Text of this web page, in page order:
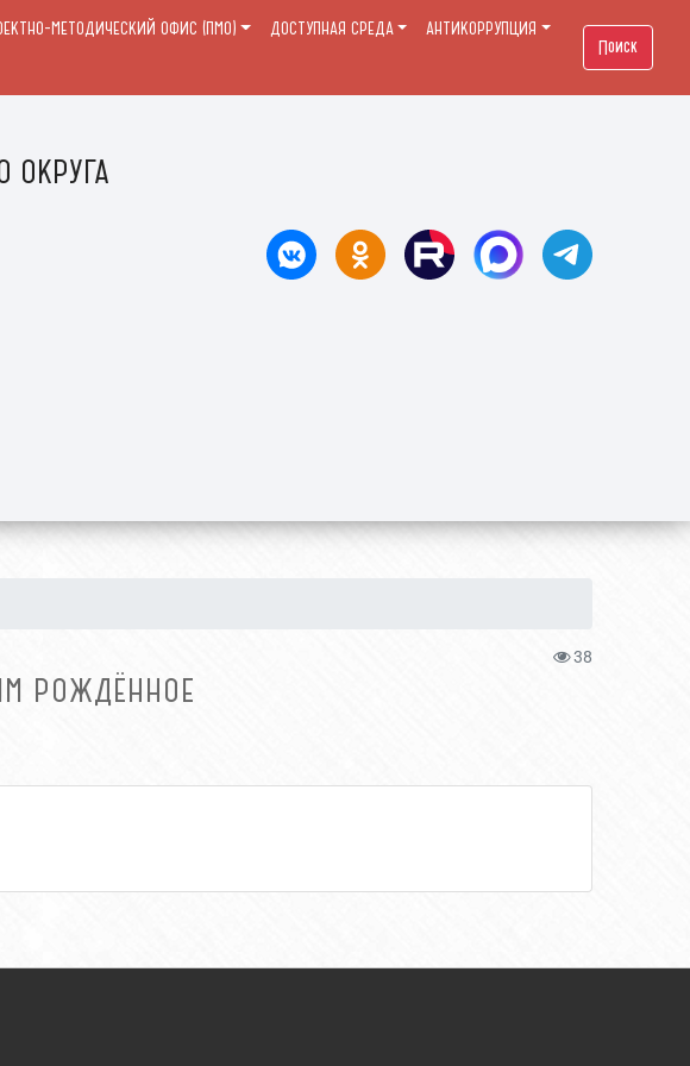
ОКРУГА
МЕТОДИЧЕСКИЙ ОФИС (ПМО) ДОСТУПНАЯ СРЕДА
АНТИКОРРУПЦИЯ
Поиск
38
РОЖДЁННОЕ